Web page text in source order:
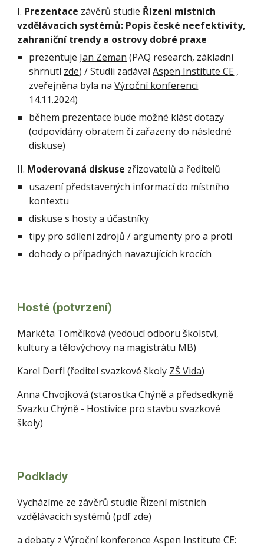
I. Prezentace závěrů studie Řízení místních
vzdělávacích systémů: Popis české neefektivity,
zahraniční trendy a ostrovy dobré praxe
prezentuje Jan Zeman (PAQ research, základní
shrnutízde) / Studii zadávalAspen Institute CE ,
zveřejněna byla naVýroční konferenci
14.11.2024)
během prezentace bude možné klást dotazy
(odpovídány obratem či zařazeny do následné
diskuse)
II. Moderovaná diskuse zřizovatelů a ředitelů
usazení představených informací do místního
kontextu
diskuse s hosty a účastníky
tipy pro sdílení zdrojů / argumenty pro a proti
dohody o případných navazujících krocích
Hosté (potvrzení)
Markéta Tomčíková (vedoucí odboru školství,
kultury a tělovýchovy na magistrátu MB)
Karel Derfl (ředitel svazkové školy ZŠ Vida)
Anna Chvojková (starostka Chýně a předsedkyně
Svazku Chýně - Hostivice pro stavbu svazkové
školy)
Podklady
Vycházíme ze závěrů studie Řízení místních
vzdělávacích systémů (pdf zde)
a debaty z Výroční konference Aspen Institute CE: